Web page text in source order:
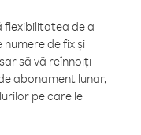
flexibilitatea de a
de fix și
să vă reînnoiți
abonament lunar,
pe care le